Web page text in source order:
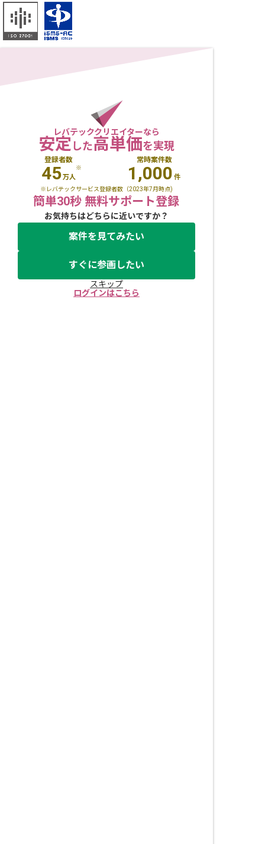
レバテッククリエイターなら
安定した高単価を実現
登録者数
45万人
※
常時案件数
1,000 件
※レバテックサービス登録者数（2023年7月時点)
簡単30秒 無料サポート登録
お気持ちはどちらに近いですか？
案件を見てみたい
すぐに参画したい
スキップ
ログインはこちら